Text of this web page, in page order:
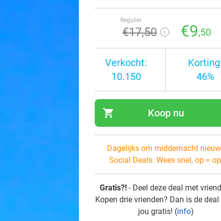
Regulier
€17,50 €9,50
Verkocht:
10.150
46%
shopping_cart Koop nu
Dagelijks om middernacht
Social Deals. Wees snel, op =
Gratis?! - Deel deze deal met
Kopen drie vrienden? Dan is de
jou gratis! (info)